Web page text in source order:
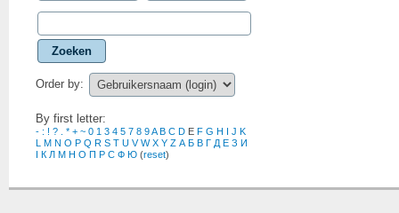
Zoeken
Order by:
By first letter:
- : ! ? * + ~ 0 1 3 4 5 7 8 9A B C D E F G H J K
M N O P Q R S T U V W X Y Z А Б В Г Д Е З И
К Л М Н О П Р С Ф Ю (reset)